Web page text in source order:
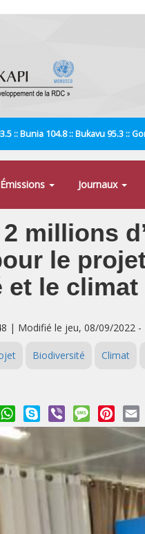
:: Bunia 104.8 :: Bukavu 95.3 ::
Émissions Journaux
millions
le
le climat
| Modifié le jeu, 08/09/2022 -
Biodiversité Climat
WhatsApp
Skype Viber Message